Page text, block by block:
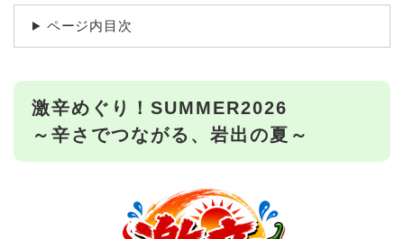
ページ内目次
激辛めぐり！SUMMER2026
～辛さでつながる、岩出の夏～